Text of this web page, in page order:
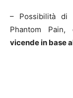
– Possibilità di
Phantom Pain,
vicende in base